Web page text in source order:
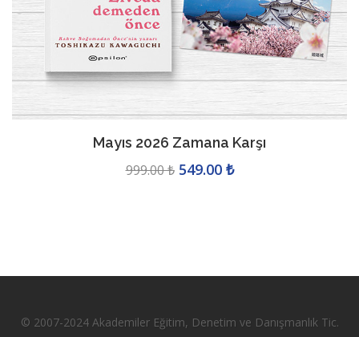
Mayıs 2026 Zamana Karşı
999.00 ₺ 549.00 ₺
© 2007-2024 Akademiler Eğitim, Denetim ve Danışmanlık Tic.